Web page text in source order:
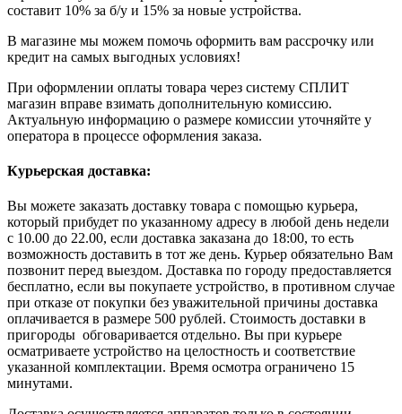
составит 10% за б/у и 15% за новые устройства.
В магазине мы можем помочь оформить вам рассрочку или
кредит на самых выгодных условиях!
При оформлении оплаты товара через систему СПЛИТ
магазин вправе взимать дополнительную комиссию.
Актуальную информацию о размере комиссии уточняйте у
оператора в процессе оформления заказа.
Курьерская доставка:
Вы можете заказать доставку товара с помощью курьера,
который прибудет по указанному адресу в любой день недели
с 10.00 до 22.00, если доставка заказана до 18:00, то есть
возможность доставить в тот же день. Курьер обязательно Вам
позвонит перед выездом. Доставка по городу предоставляется
бесплатно, если вы покупаете устройство, в противном случае
при отказе от покупки без уважительной причины доставка
оплачивается в размере 500 рублей. Стоимость доставки в
пригороды обговаривается отдельно. Вы при курьере
осматриваете устройство на целостность и соответствие
указанной комплектации. Время осмотра ограничено 15
минутами.